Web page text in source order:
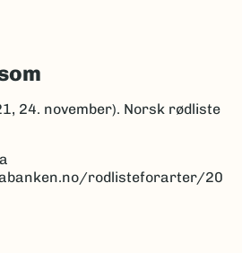
24. november). Norsk rødliste
rodlisteforarter/20